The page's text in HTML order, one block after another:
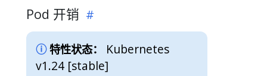
Pod 开销
特性状态：
Kubernetes
v1.24 [stable]